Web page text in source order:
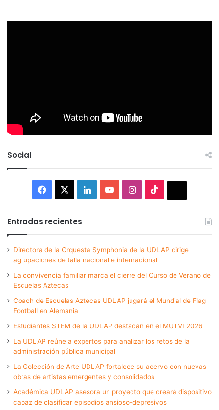
Social
Facebook LinkedInYouTubeInstagram
Entradas recientes
Directora de la Orquesta Symphonia de la UDLAP dirige
agrupaciones de talla nacional e internacional
La convivencia familiar marca el cierre del Curso de Verano de
Escuelas Aztecas
Coach de Escuelas Aztecas UDLAP jugará el Mundial de Flag
Football en Alemania
Estudiantes STEM de la UDLAP destacan en el MUTVI 2026
La UDLAP reúne a expertos para analizar los retos de la
administración pública municipal
La Colección de Arte UDLAP fortalece su acervo con nuevas
obras de artistas emergentes y consolidados
Académica UDLAP asesora un proyecto que creará dispositivo
capaz de clasificar episodios ansioso-depresivos